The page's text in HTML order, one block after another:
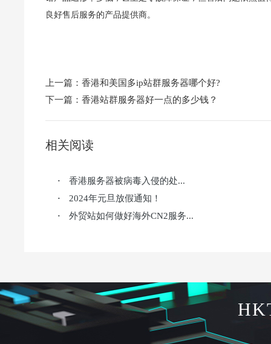
良好售后服务的产品提供商。
上一篇： 香港和美国多ip站群服务器哪个好?
下一篇： 香港站群服务器好一点的多少钱？
相关阅读
· 香港服务器被病毒入侵的处...
· 2024年元旦放假通知！
· 外贸站如何做好海外CN2服务...